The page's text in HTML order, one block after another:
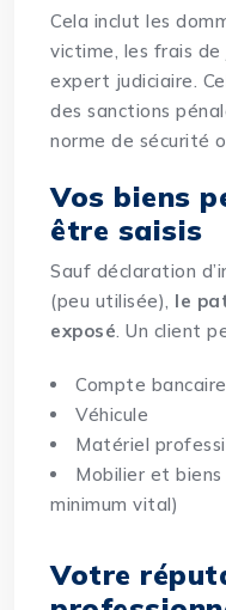
Cela inclut les
victime, les frais de
expert judiciaire.
des sanctions
norme de sécurité
Vos biens
être saisis
Sauf déclaration
(peu utilisée), le
exposé. Un client
Compte bancaire
Véhicule
Matériel
Mobilier et
minimum vital)
Votre